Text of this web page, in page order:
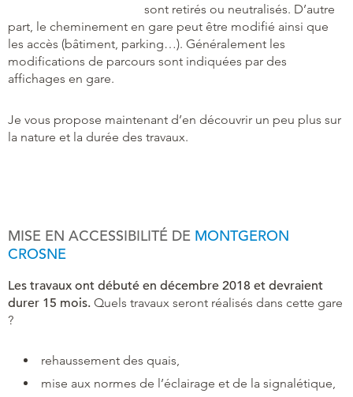
sont retirés ou neutralisés. D’autre
part, le cheminement en gare peut être modifié ainsi que
les accès (bâtiment, parking…). Généralement les
modifications de parcours sont indiquées par des
affichages en gare.
Je vous propose maintenant d’en découvrir un peu plus sur
la nature et la durée des travaux.
MISE EN ACCESSIBILITÉ DE MONTGERON
CROSNE
Les travaux ont débuté en décembre 2018 et devraient
durer 15 mois. Quels travaux seront réalisés dans cette gare
?
rehaussement des quais,
mise aux normes de l’éclairage et de la signalétique,